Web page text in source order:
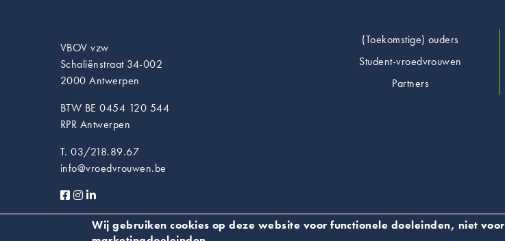
VBOV vzw
Schaliënstraat 34-002
2000 Antwerpen
BTW BE 0454 120 544
RPR Antwerpen
T. 03/218.89.67
info@vroedvrouwen.be
Privacyverklaring
Footer(Toekomstige) ouders
Student-vroedvrouwen
Partners
Wij gebruiken cookies op deze website voor functionele doeleinden, niet voor